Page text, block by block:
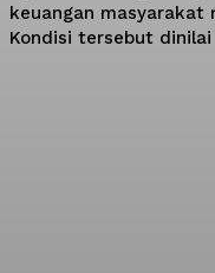
keuangan masyarakat
Kondisi tersebut dinilai